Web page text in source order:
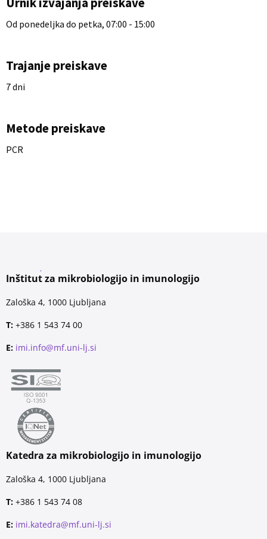
Od ponedeljka do petka, 07:00 - 15:00
Trajanje preiskave
7 dni
Metode preiskave
PCR
Inštitut za mikrobiologijo in imunologijo
Zaloška 4, 1000 Ljubljana
T: +386 1 543 74 00
E: imi.info@mf.uni-lj.si
Katedra za mikrobiologijo in imunologijo
Zaloška 4, 1000 Ljubljana
T: +386 1 543 74 08
E: imi.katedra@mf.uni-lj.si